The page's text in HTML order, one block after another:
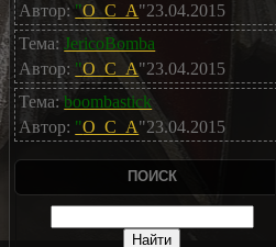
Автор: "O_C_A"23.04.2015
Тема:JericoBomba
Автор: "O_C_A"23.04.2015
Тема:boombastick
Автор: "O_C_A"23.04.2015
ПОИСК